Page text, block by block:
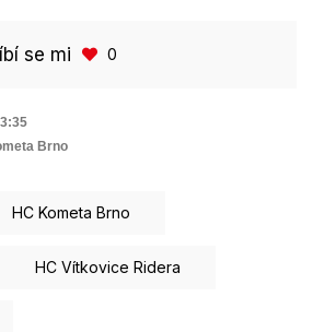
se mi 0
Brno
HC Kometa Brno
HC Vítkovice Ridera